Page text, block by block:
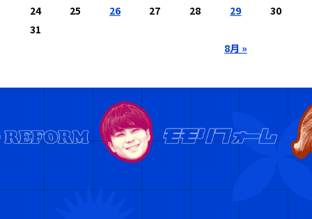
8月 »
24
25 26 27 28 29
30
31